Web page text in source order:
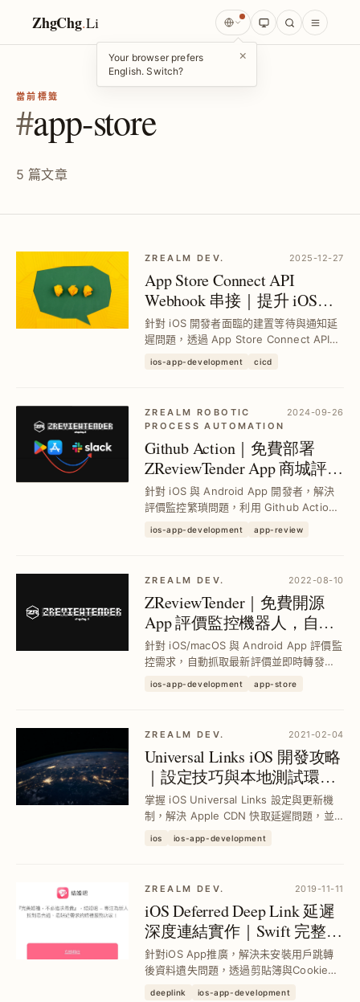
ZhgChg.Li
Your browser prefers
English. Switch?
×
當前標籤
#app-store
5 篇文章
ZREALM DEV. 2025-12-27
App Store Connect API
Webhook 串接｜提升 iOS
CI/CD 自動化效率與通知流
程
針對 iOS 開發者面臨的建置等待與通知延
遲問題，透過 App Store Connect API
Fastlane 與 CI/CD 工具，打造零等待成本
ios-app-development cicd
ZREALM ROBOTIC
PROCESS AUTOMATION
2024-09-26
Github Action｜免費部署
ZReviewTender App 商城評價
監控機器人，三步驟快速上
手
針對 iOS 與 Android App 開發者，解決
評價監控繁瑣問題，利用 Github Action
30 分鐘完成設定，穩定抓取並即時轉發評
ios-app-development app-review
ZREALM DEV. 2022-08-10
ZReviewTender｜免費開源
App 評價監控機器人，自動
整合 Slack 與 Google Sheet
針對 iOS/macOS 與 Android App 評價監
控需求，自動抓取最新評價並即時轉發至
Google Sheet 儲存功能，提升團隊協作
ios-app-development app-store
ZREALM DEV. 2021-02-04
Universal Links iOS 開發攻略
｜設定技巧與本地測試環境
搭建
掌握 iOS Universal Links 設定與更新機
制，解決 Apple CDN 快取延遲問題，並
試，提升多域名與複雜路徑匹配準確度，
ios ios-app-development
ZREALM DEV. 2019-11-11
iOS Deferred Deep Link 延遲
深度連結實作｜Swift 完整流
程與技巧解析
針對iOS App推廣，解決未安裝用戶跳轉
後資料遺失問題，透過剪貼簿與Cookie共
deeplink ios-app-development